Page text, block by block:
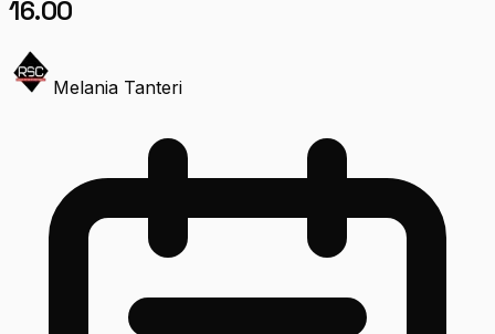
16.00
Melania Tanteri